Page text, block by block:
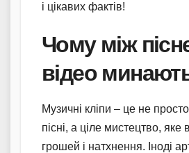
і цікавих фактів!
Чому між
відео
Музичні кліпи – це не
пісні, а ціле мистецтво, яке
грошей і натхнення. Іноді